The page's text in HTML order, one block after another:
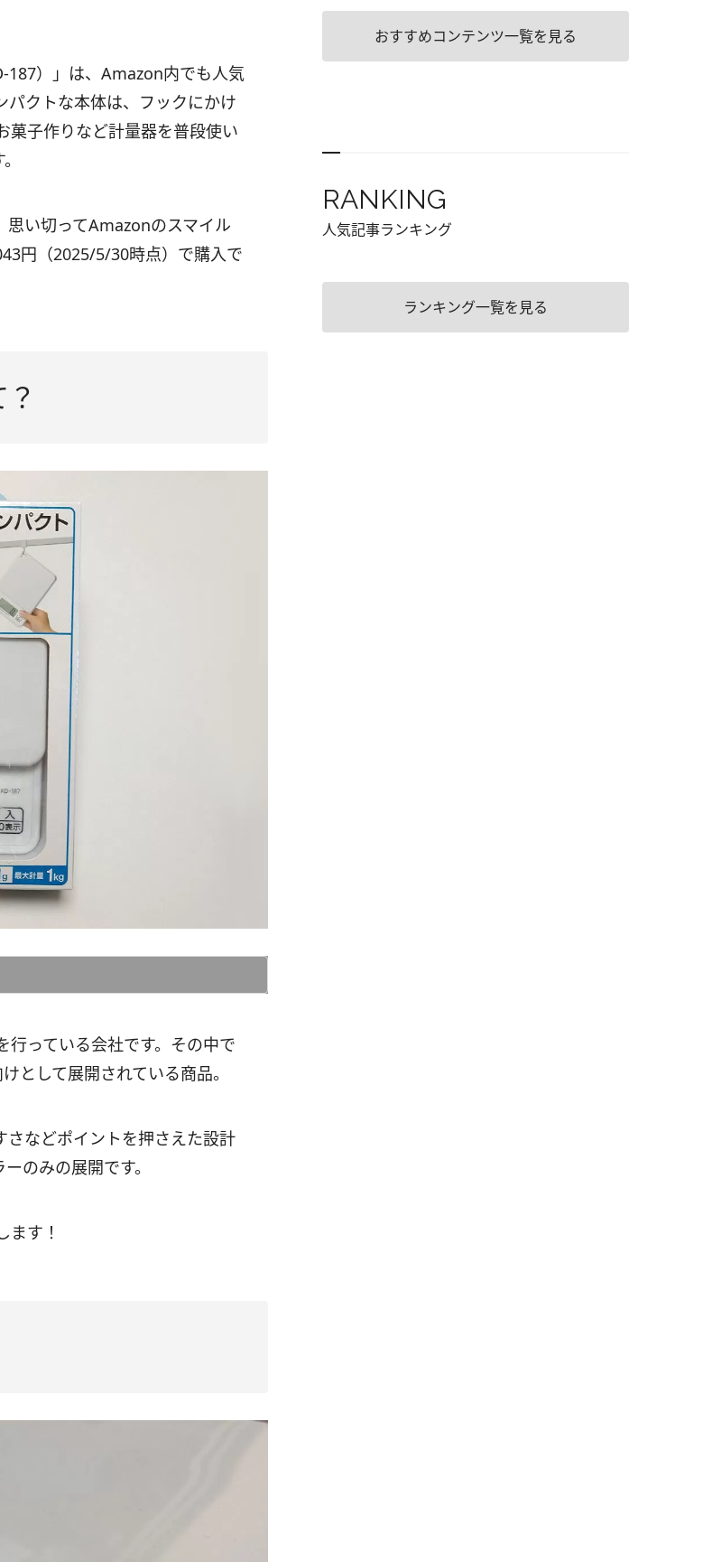
187）」は、Amazon内でも人気
パクトな本体は、フックにかけ
菓子作りなど計量器を普段使い
思い切ってAmazonのスマイル
円（2025/5/30時点）で購入で
行っている会社です。その中で
として展開されている商品。
さなどポイントを押さえた設計
のみの展開です。
ます！
おすすめコンテンツ一覧を見る
RANKING
人気記事ランキング
ランキング一覧を見る